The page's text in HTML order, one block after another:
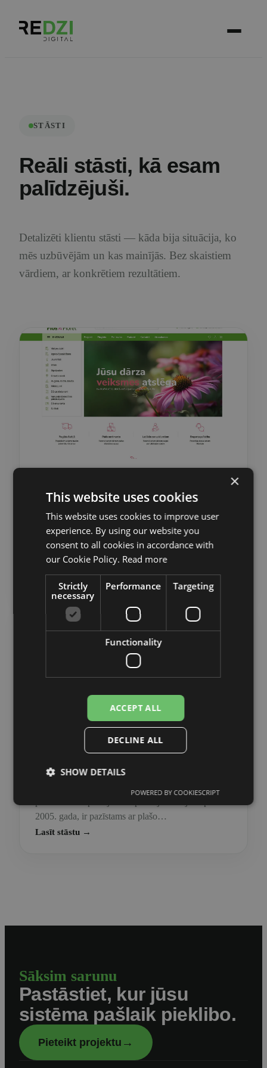
STĀSTI
Reāli stāsti, kā esam
palīdzējuši.
Detalizēti klientu stāsti — kāda bija situācija, ko
mēs uzbūvējām un kas mainījās. Bez skaistiem
vārdiem, ar konkrētiem rezultātiem.
FlosFloret — no manuālas
noliktavas pārvaldības uz pilnībā
pielāgotu ERP sistēmu
Kategorija: Platforma / ERP · Gads: 2026 ·
Tehnoloģijas: Laravel 12, PHP 8.2, MySQL,
Magento API Par klientu…
Lasīt stāstu →
DabDental E-komercija
2005. gada, ir pazīstams ar plašo…
Lasīt stāstu →
Sāksim sarunu
Pastāstiet, kur jūsu
sistēma pašlaik pieklibo.
Pieteikt projektu →
×
This website uses cookies
This website uses cookies to improve user
experience. By using our website you
consent to all cookies in accordance with
our Cookie Policy. Read more
Strictly
necessary
Performance Targeting
Functionality
ACCEPT ALL
DECLINE ALL
SHOW DETAILS
POWERED BY COOKIESCRIPT